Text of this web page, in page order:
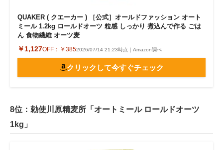
QUAKER ( クエーカー ) ［公式］オールドファッション オート
ミール 1.2kg ロールドオーツ 粒感 しっかり 煮込んで作る ごは
ん 食物繊維 オーツ麦
￥1,127OFF： ￥3852026/07/14 21:23時点｜Amazon調べ
クリックして今すぐチェック
8位：勅使川原精麦所「オートミール ロールドオーツ
1kg」